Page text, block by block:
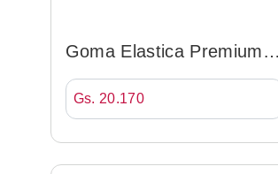
Goma Elastica Premium
40mm*25mt Blanco
Gs. 20.170